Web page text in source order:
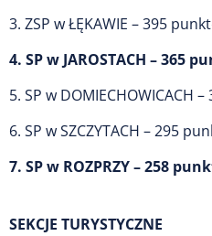
3. ZSP w ŁĘKAWIE – 395
4. SP w JAROSTACH – 365
5. SP w DOMIECHOWICACH
6. SP w SZCZYTACH – 295
7. SP w ROZPRZY – 258
SEKCJE TURYSTYCZNE